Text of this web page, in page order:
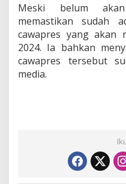
Meski belum
memastikan sudah
cawapres yang akan
2024. Ia bahkan
cawapres tersebut
media.